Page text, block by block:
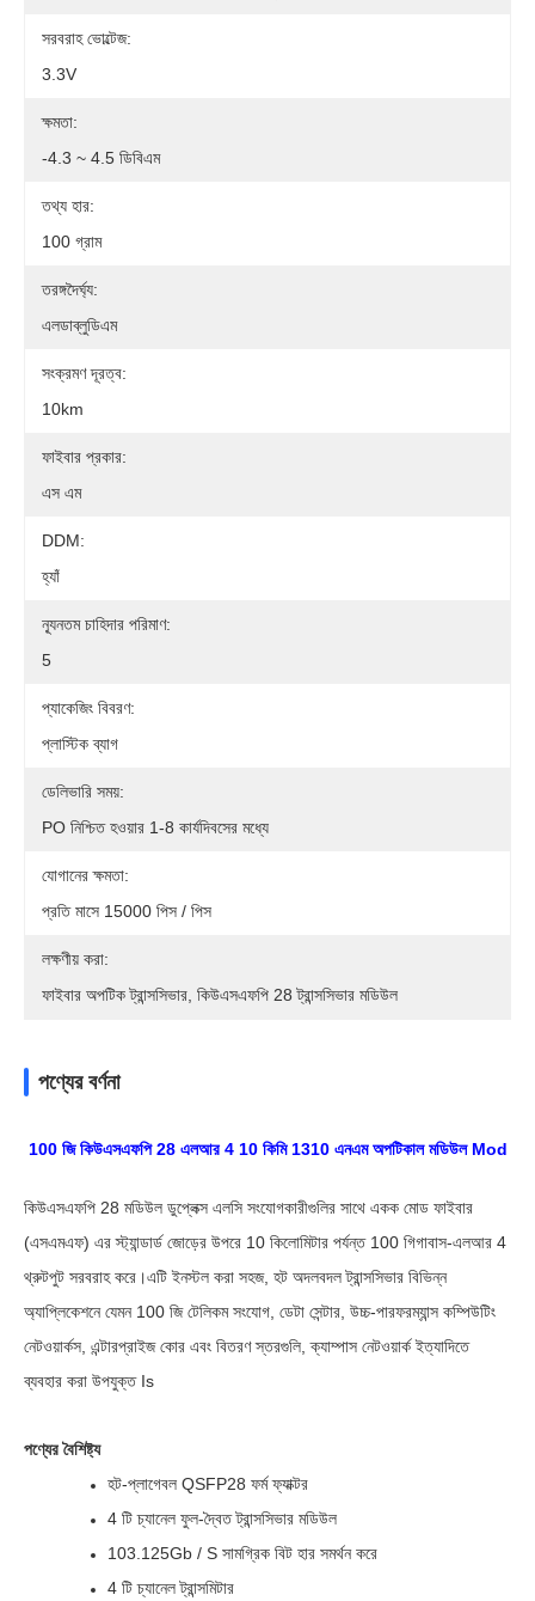
সরবরাহ ভোল্টেজ:
3.3V
ক্ষমতা:
-4.3 ~ 4.5 ডিবিএম
তথ্য হার:
100 গ্রাম
তরঙ্গদৈর্ঘ্য:
এলডাব্লুডিএম
সংক্রমণ দূরত্ব:
10km
ফাইবার প্রকার:
এস এম
DDM:
হ্যাঁ
ন্যূনতম চাহিদার পরিমাণ:
5
প্যাকেজিং বিবরণ:
প্লাস্টিক ব্যাগ
ডেলিভারি সময়:
PO নিশ্চিত হওয়ার 1-8 কার্যদিবসের মধ্যে
যোগানের ক্ষমতা:
প্রতি মাসে 15000 পিস / পিস
লক্ষণীয় করা:
ফাইবার অপটিক ট্রান্সসিভার, কিউএসএফপি 28 ট্রান্সসিভার মডিউল
পণ্যের বর্ণনা
100 জি কিউএসএফপি 28 এলআর 4 10 কিমি 1310 এনএম অপটিকাল মডিউল Mod
কিউএসএফপি 28 মডিউল ডুপ্লেক্স এলসি সংযোগকারীগুলির সাথে একক মোড ফাইবার
(এসএমএফ) এর স্ট্যান্ডার্ড জোড়ের উপরে 10 কিলোমিটার পর্যন্ত 100 গিগাবাস-এলআর 4
থ্রুটপুট সরবরাহ করে।এটি ইনস্টল করা সহজ, হট অদলবদল ট্রান্সসিভার বিভিন্ন
অ্যাপ্লিকেশনে যেমন 100 জি টেলিকম সংযোগ, ডেটা সেন্টার, উচ্চ-পারফরম্যান্স কম্পিউটিং
নেটওয়ার্কস, এন্টারপ্রাইজ কোর এবং বিতরণ স্তরগুলি, ক্যাম্পাস নেটওয়ার্ক ইত্যাদিতে
ব্যবহার করা উপযুক্ত Is
পণ্যের বৈশিষ্ট্য
হট-প্লাগেবল QSFP28 ফর্ম ফ্যাক্টর
4 টি চ্যানেল ফুল-দ্বৈত ট্রান্সসিভার মডিউল
103.125Gb / S সামগ্রিক বিট হার সমর্থন করে
4 টি চ্যানেল ট্রান্সমিটার